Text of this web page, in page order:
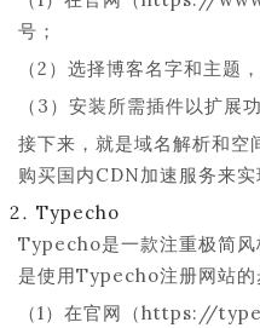
号；
（2）选择博客名字和主题
（3）安装所需插件以扩展功
接下来，就是域名解析和空
购买国内CDN加速服务来实
Typecho
Typecho是一款注重极简
是使用Typecho注册网站的
（1）在官网（https://